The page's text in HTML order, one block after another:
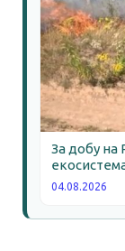
За добу на
04.08.2026